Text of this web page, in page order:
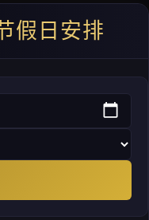
假日安排